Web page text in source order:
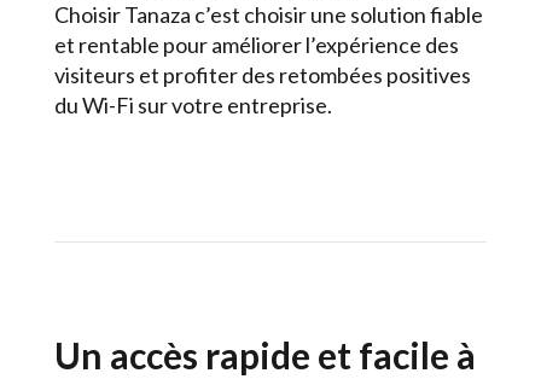
Choisir Tanaza c’est choisir une solution fiable
et rentable pour améliorer l’expérience des
visiteurs et profiter des retombées positives
du Wi-Fi sur votre entreprise.
Un accès rapide et facile à